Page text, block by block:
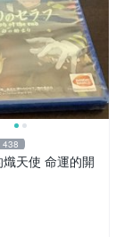
438
熾天使 命運的開